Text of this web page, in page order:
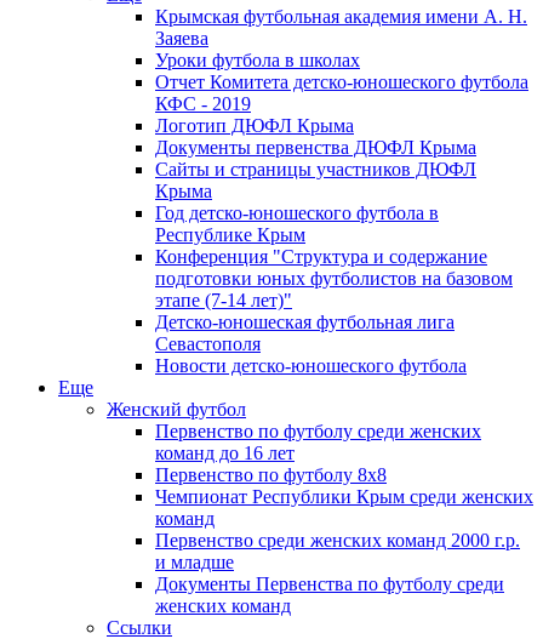
Крымская футбольная академия имени А. Н.
Заяева
Уроки футбола в школах
Отчет Комитета детско-юношеского футбола
КФС - 2019
Логотип ДЮФЛ Крыма
Документы первенства ДЮФЛ Крыма
Сайты и страницы участников ДЮФЛ
Крыма
Год детско-юношеского футбола в
Республике Крым
Конференция "Структура и содержание
подготовки юных футболистов на базовом
этапе (7-14 лет)"
Детско-юношеская футбольная лига
Севастополя
Новости детско-юношеского футбола
Еще
Женский футбол
Первенство по футболу среди женских
команд до 16 лет
Первенство по футболу 8х8
Чемпионат Республики Крым среди женских
команд
Первенство среди женских команд 2000 г.р.
и младше
Документы Первенства по футболу среди
женских команд
Ссылки